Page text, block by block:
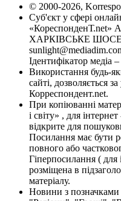
© 2000-2026,
Суб'єкт у сфері
«КореспонденТ.net»
ХАРКІВСЬКЕ ШОСЕ,
Ідентифікатор медіа
Використання будь-
сайті, дозволяється
Корреспондент.net.
При копіюванні
і світу» , для
відкрите для
Посилання має бути
повного або
Гіперпосилання (
розміщена в
матеріалу.
Новини з